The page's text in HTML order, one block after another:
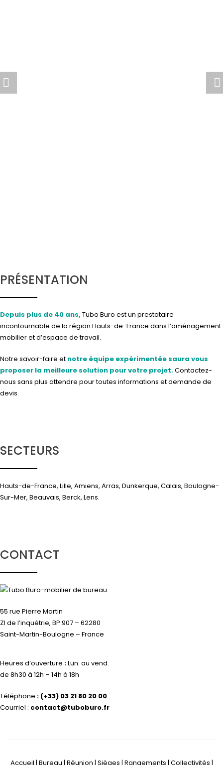
PRÉSENTATION
Depuis plus de 40 ans, Tubo Buro est un prestataire
incontournable de la région Hauts-de-France dans l’aménagement
mobilier et d’espace de travail.
Notre savoir-faire et notre équipe expérimentée saura vous
proposer la meilleure solution pour votre projet.Contactez-
nous sans plus attendre pour toutes informations et demande de
devis.
SECTEURS
Hauts-de-France, Lille, Amiens, Arras, Dunkerque, Calais, Boulogne-
Sur-Mer, Beauvais, Berck, Lens.
CONTACT
55 rue Pierre Martin
ZI de l’inquétrie, BP 907 – 62280
Saint-Martin-Boulogne – France
Heures d’ouverture :Lun. au vend.
de 8h30 à 12h – 14h à 18h
Téléphone : (+33) 03 21 80 20 00
Courriel : contact@tuboburo.fr
Accueil | Bureau | Réunion | Sièges | Rangements | Collectivités |